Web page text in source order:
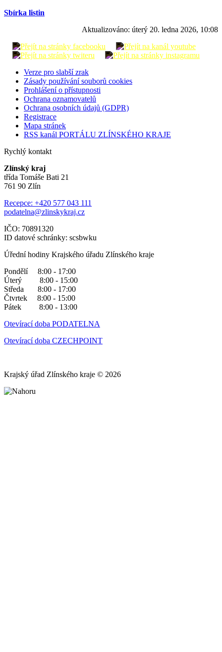
Sbírka listin
Aktualizováno: úterý 20. ledna 2026, 10:08
Verze pro slabší zrak
Zásady používání souborů cookies
Prohlášení o přístupnosti
Ochrana oznamovatelů
Ochrana osobních údajů (GDPR)
Registrace
Mapa stránek
RSS kanál PORTÁLU ZLÍNSKÉHO KRAJE
Rychlý kontakt
Zlínský kraj
třída Tomáše Bati 21
761 90 Zlín
Recepce: +420 577 043 111
podatelna@zlinskykraj.cz
IČO: 70891320
ID datové schránky: scsbwku
Úřední hodiny Krajského úřadu Zlínského kraje
Pondělí 8:00 - 17:00
Úterý 8:00 - 15:00
Středa 8:00 - 17:00
Čtvrtek 8:00 - 15:00
Pátek 8:00 - 13:00
Otevírací doba PODATELNA
Otevírací doba CZECHPOINT
Krajský úřad Zlínského kraje © 2026